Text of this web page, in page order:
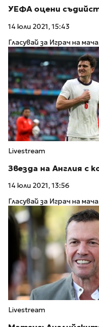
УЕФА оцени
14 юли 2021, 15:43
Гласувай за Играч на
Livestream
Звезда на Англия с
14 юли 2021, 13:56
Гласувай за Играч на
Livestream